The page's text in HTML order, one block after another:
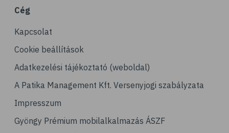
# napozás
# leégés
# szolárium
# köröm
# körömápolás
Cég
Kapcsolat
Cookie beállítások
Adatkezelési tájékoztató (weboldal)
A Patika Management Kft. Versenyjogi szabályzata
Impresszum
Gyöngy Prémium mobilalkalmazás ÁSZF